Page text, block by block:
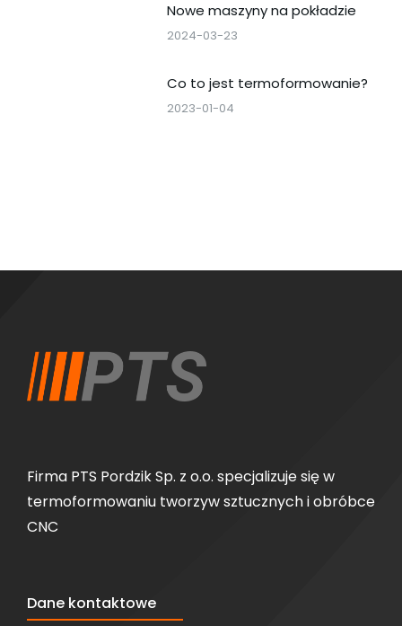
Nowe maszyny na pokładzie
2024-03-23
Co to jest termoformowanie?
2023-01-04
Firma PTS Pordzik Sp. z o.o. specjalizuje się w
termoformowaniu tworzyw sztucznych i obróbce
CNC
Dane kontaktowe